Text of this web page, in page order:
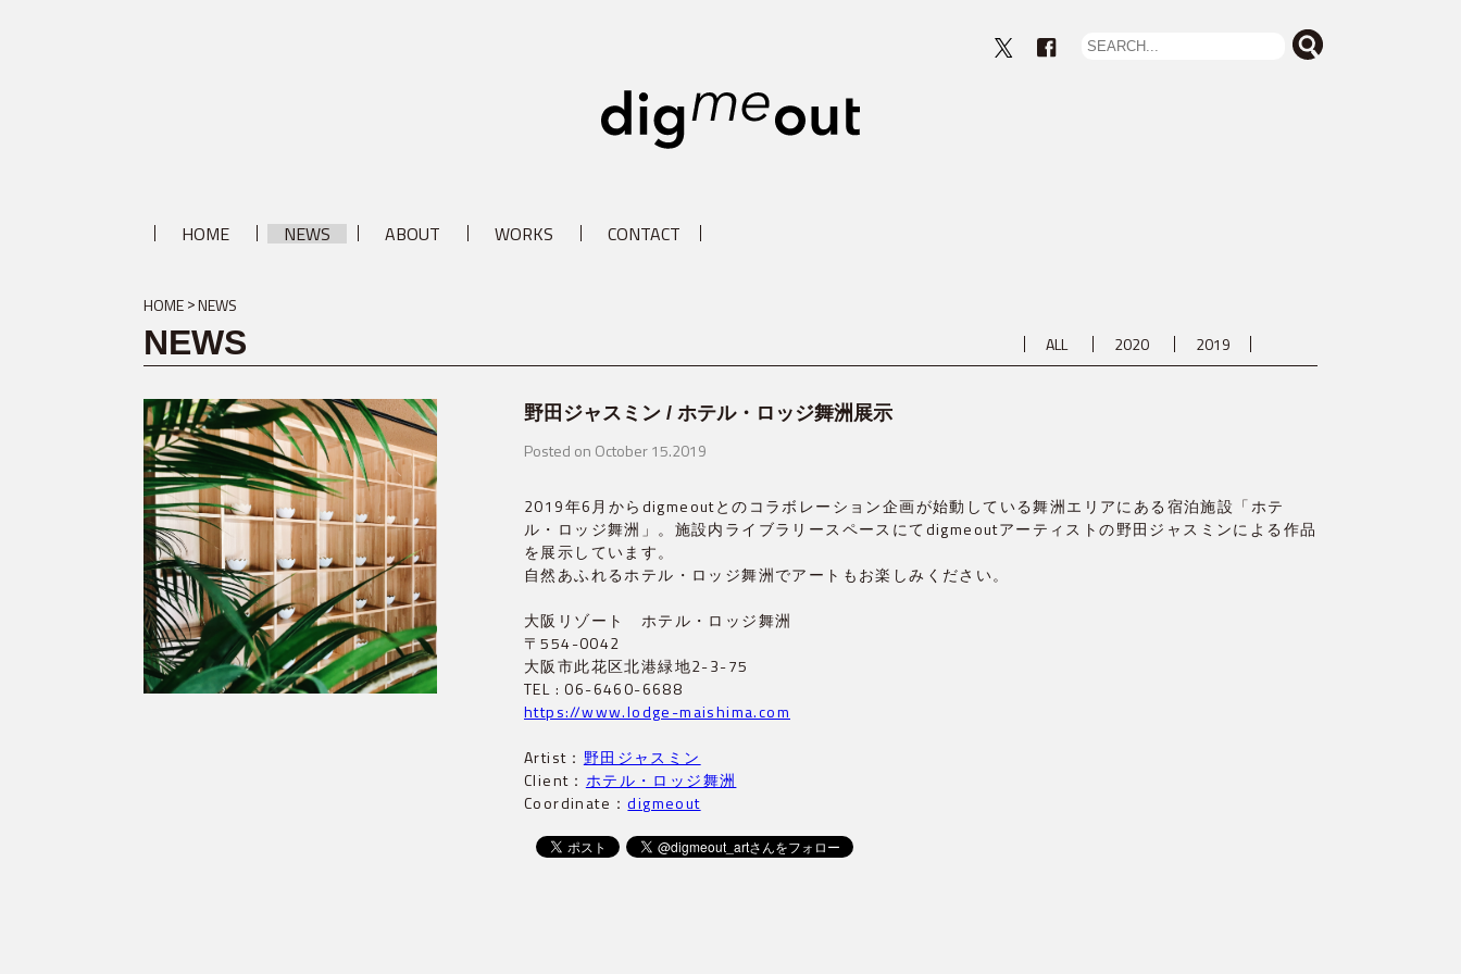
HOME NEWS ABOUT WORKS CONTACT
HOME NEWS
NEWS ALL 2020 2019
野田ジャスミン / ホテル・ロッジ舞洲展示
Posted on October 15.2019
2019年6月からdigmeoutとのコラボレーション企画が始動している舞洲エリアにある宿泊施設「ホテ
ル・ロッジ舞洲」。施設内ライブラリースペースにてdigmeoutアーティストの野田ジャスミンによる作品
を展示しています。
自然あふれるホテル・ロッジ舞洲でアートもお楽しみください。
大阪リゾート　ホテル・ロッジ舞洲
〒554-0042
大阪市此花区北港緑地2-3-75
https://www.lodge-maishima.com
Artist： 野田ジャスミン
Client： ホテル・ロッジ舞洲
Coordinate：digmeout